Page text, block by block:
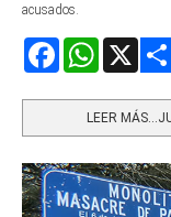
acusados.
FacebookWhatsApp
LEER